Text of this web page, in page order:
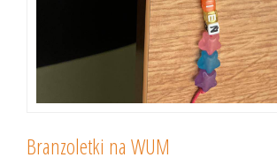
Branzoletki na WUM